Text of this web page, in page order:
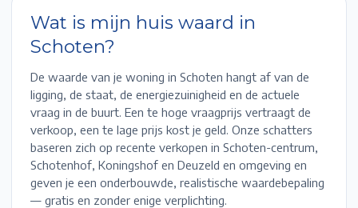
Wat is mijn huis waard in
Schoten?
De waarde van je woning in Schoten hangt af van de
ligging, de staat, de energiezuinigheid en de actuele
vraag in de buurt. Een te hoge vraagprijs vertraagt de
verkoop, een te lage prijs kost je geld. Onze schatters
baseren zich op recente verkopen in Schoten-centrum,
Schotenhof, Koningshof en Deuzeld en omgeving en
geven je een onderbouwde, realistische waardebepaling
— gratis en zonder enige verplichting.